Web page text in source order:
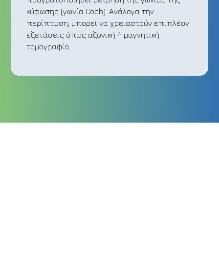
κύφωσης (γωνία Cobb). Ανάλογα την
περίπτωση, μπορεί να χρειαστούν επιπλέον
εξετάσεις όπως αξονική ή μαγνητική
τομογραφία.